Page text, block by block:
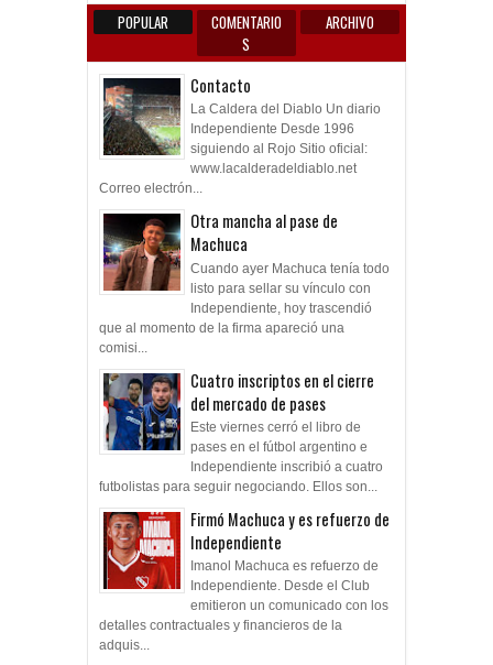
POPULAR
COMENTARIO
S
ARCHIVO
Contacto
La Caldera del Diablo Un diario
Independiente Desde 1996
siguiendo al Rojo Sitio oficial:
www.lacalderadeldiablo.net
Correo electrón...
Otra mancha al pase de
Machuca
Cuando ayer Machuca tenía todo
listo para sellar su vínculo con
Independiente, hoy trascendió
que al momento de la firma apareció una
comisi...
Cuatro inscriptos en el cierre
del mercado de pases
Este viernes cerró el libro de
pases en el fútbol argentino e
Independiente inscribió a cuatro
futbolistas para seguir negociando. Ellos son...
Firmó Machuca y es refuerzo de
Independiente
Imanol Machuca es refuerzo de
Independiente. Desde el Club
emitieron un comunicado con los
detalles contractuales y financieros de la
adquis...